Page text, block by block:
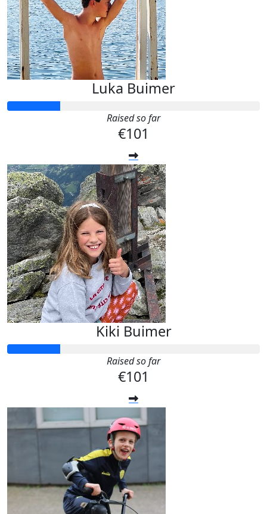
Luka Buimer
Raised so far
€101
Kiki Buimer
Raised so far
€101